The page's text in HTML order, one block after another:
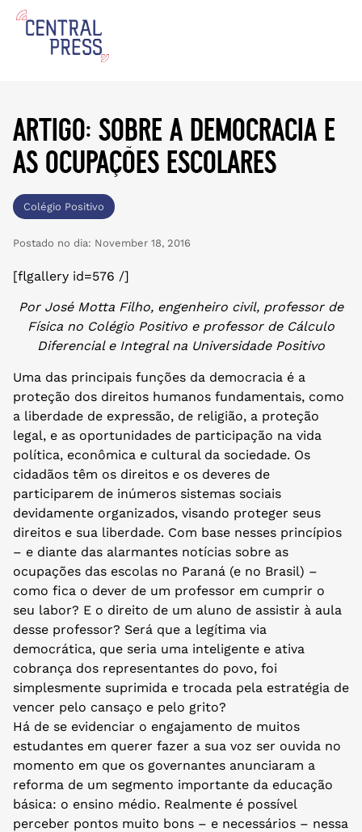
artigo: sobre a democracia e
as ocupações escolares
Colégio Positivo
Postado no dia: November 18, 2016
[flgallery id=576 /]
Por José Motta Filho, engenheiro civil, professor de
Física no Colégio Positivo e professor de Cálculo
Diferencial e Integral na Universidade Positivo
Uma das principais funções da democracia é a
proteção dos direitos humanos fundamentais, como
a liberdade de expressão, de religião, a proteção
legal, e as oportunidades de participação na vida
política, econômica e cultural da sociedade. Os
cidadãos têm os direitos e os deveres de
participarem de inúmeros sistemas sociais
devidamente organizados, visando proteger seus
direitos e sua liberdade. Com base nesses princípios
– e diante das alarmantes notícias sobre as
ocupações das escolas no Paraná (e no Brasil) –
como fica o dever de um professor em cumprir o
seu labor? E o direito de um aluno de assistir à aula
desse professor? Será que a legítima via
democrática, que seria uma inteligente e ativa
cobrança dos representantes do povo, foi
simplesmente suprimida e trocada pela estratégia de
vencer pelo cansaço e pelo grito?
Há de se evidenciar o engajamento de muitos
estudantes em querer fazer a sua voz ser ouvida no
momento em que os governantes anunciaram a
reforma de um segmento importante da educação
básica: o ensino médio. Realmente é possível
perceber pontos muito bons – e necessários – nessa